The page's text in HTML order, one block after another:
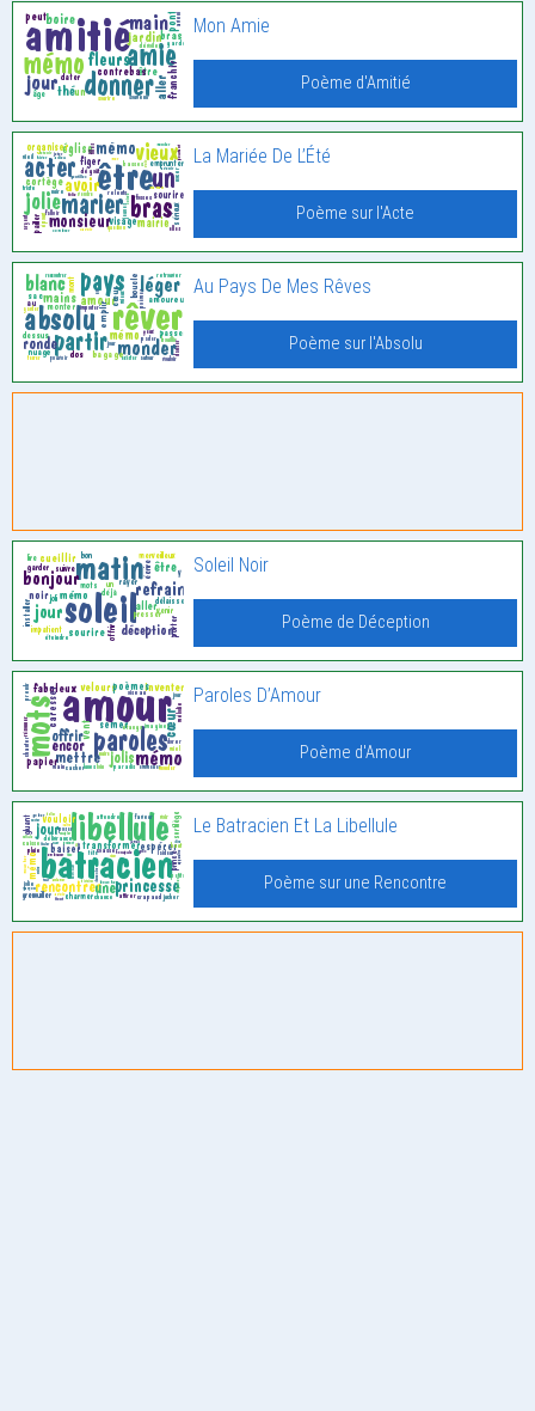
Mon Amie
Poème d'Amitié
La Mariée De L’Été
Poème sur l'Acte
Au Pays De Mes Rêves
Poème sur l'Absolu
Soleil Noir
Poème de Déception
Paroles D’Amour
Poème d'Amour
Le Batracien Et La Libellule
Poème sur une Rencontre